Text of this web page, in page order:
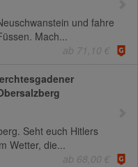
und fahre
Mach...
ab 71,10 €
Seht euch Hitlers
Wetter, die...
ab 68,00 €